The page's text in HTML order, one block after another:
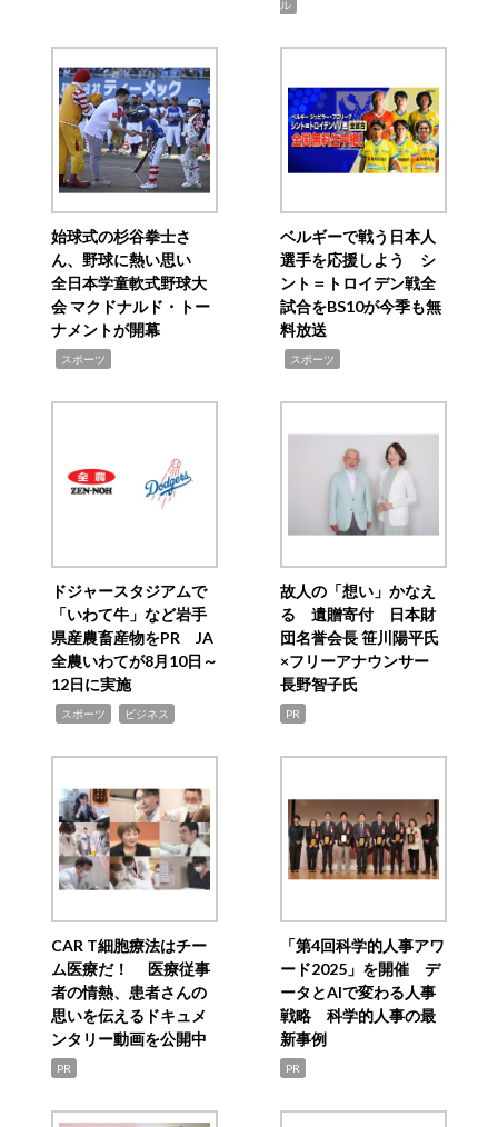
ル
始球式の杉谷拳士さ
ん、野球に熱い思い
全日本学童軟式野球大
会 マクドナルド・トー
ナメントが開幕
スポーツ
ベルギーで戦う日本人
選手を応援しよう シ
ント＝トロイデン戦全
試合をBS10が今季も無
料放送
スポーツ
ドジャースタジアムで
「いわて牛」など岩手
県産農畜産物をPR JA
全農いわてが8月10日～
12日に実施
スポーツ ビジネス
故人の「想い」かなえ
る 遺贈寄付 日本財
団名誉会長 笹川陽平氏
×フリーアナウンサー
長野智子氏
PR
CAR T細胞療法はチー
ム医療だ！ 医療従事
者の情熱、患者さんの
思いを伝えるドキュメ
ンタリー動画を公開中
PR
「第4回科学的人事アワ
ード2025」を開催 デ
ータとAIで変わる人事
戦略 科学的人事の最
新事例
PR